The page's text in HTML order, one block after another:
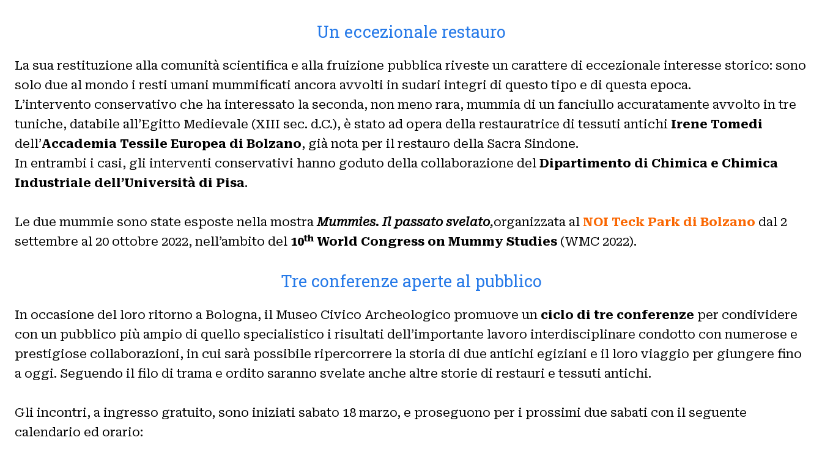
Un eccezionale restauro
La sua restituzione alla comunità scientifica e alla fruizione pubblica riveste un carattere di eccezionale interesse storico: sono
solo due al mondo i resti umani mummificati ancora avvolti in sudari integri di questo tipo e di questa epoca.
L’intervento conservativo che ha interessato la seconda, non meno rara, mummia di un fanciullo accuratamente avvolto in tre
tuniche, databile all’Egitto Medievale (XIII sec. d.C.), è stato ad opera della restauratrice di tessuti antichi Irene Tomedi
dell’Accademia Tessile Europea di Bolzano, già nota per il restauro della Sacra Sindone.
In entrambi i casi, gli interventi conservativi hanno goduto della collaborazione del Dipartimento di Chimica e Chimica
Industriale dell’Università di Pisa.
Le due mummie sono state esposte nella mostraMummies. Il passato svelato,organizzata al NOI Teck Park di Bolzano dal 2
settembre al 20 ottobre 2022, nell’ambito del 10th World Congress on Mummy Studies (WMC 2022).
Tre conferenze aperte al pubblico
In occasione del loro ritorno a Bologna, il Museo Civico Archeologico promuove un ciclo di tre conferenze per condividere
con un pubblico più ampio di quello specialistico i risultati dell’importante lavoro interdisciplinare condotto con numerose e
prestigiose collaborazioni, in cui sarà possibile ripercorrere la storia di due antichi egiziani e il loro viaggio per giungere fino
a oggi. Seguendo il filo di trama e ordito saranno svelate anche altre storie di restauri e tessuti antichi.
Gli incontri, a ingresso gratuito, sono iniziati sabato 18 marzo, e proseguono per i prossimi due sabati con il seguente
calendario ed orario: